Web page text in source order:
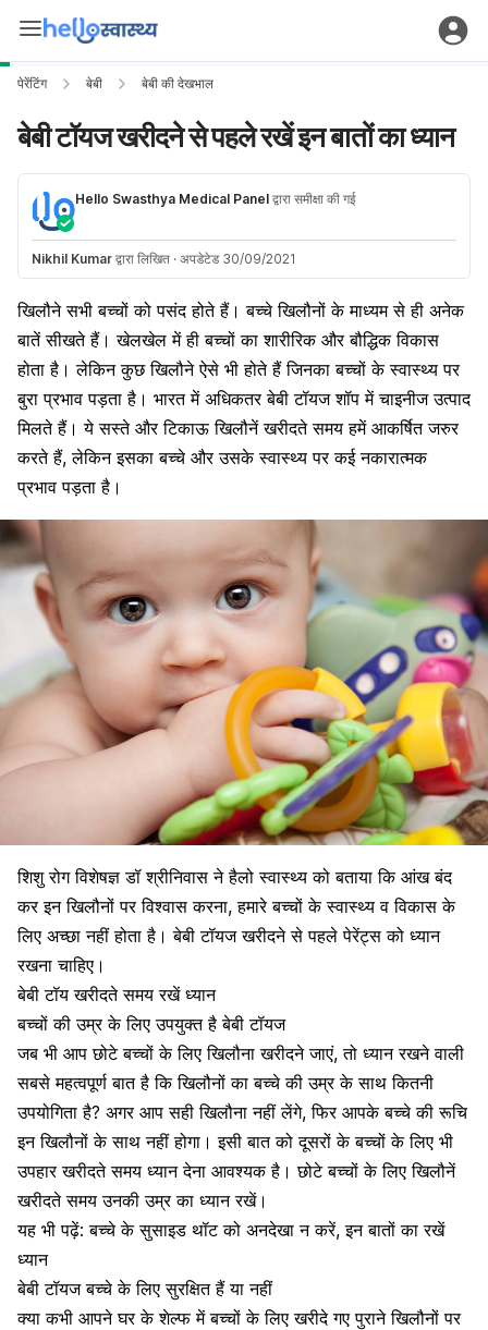
पेरेंटिंग बेबी बेबी की देखभाल
बेबी टॉयज खरीदने से पहले रखें इन बातों का ध्यान
Hello Swasthya Medical Panel द्वारा समीक्षा की गई
Nikhil Kumar द्वारा लिखित · अपडेटेड 30/09/2021
खिलौने सभी बच्चों को पसंद होते हैं। बच्चे खिलौनों के माध्यम से ही अनेक
बातें सीखते हैं। खेलखेल में ही बच्चों का शारीरिक और बौद्धिक विकास
होता है। लेकिन कुछ खिलौने ऐसे भी होते हैं जिनका बच्चों के स्वास्थ्य पर
बुरा प्रभाव पड़ता है। भारत में अधिकतरबेबी टॉयजशॉप में चाइनीज उत्पाद
मिलते हैं। ये सस्ते और टिकाऊ खिलौनें खरीदते समय हमें आकर्षित जरुर
करते हैं, लेकिन इसका बच्चे और उसके स्वास्थ्य पर कई नकारात्मक
प्रभाव पड़ता है।
शिशु रोग विशेषज्ञ डॉ श्रीनिवास ने हैलो स्वास्थ्य को बताया कि आंख बंद
कर इन खिलौनों पर विश्वास करना, हमारे बच्चों के स्वास्थ्य व विकास के
लिए अच्छा नहीं होता है। बेबी टॉयज खरीदने से पहले पेरेंट्स को ध्यान
रखना चाहिए।
बेबी टॉय खरीदते समय रखें ध्यान
बच्चों की उम्र के लिए उपयुक्त है बेबी टॉयज
जब भी आप छोटे बच्चों के लिए खिलौना खरीदने जाएं, तो ध्यान रखने वाली
सबसे महत्वपूर्ण बात है कि खिलौनों का बच्चे की उम्र के साथ कितनी
उपयोगिता है? अगर आप सही खिलौना नहीं लेंगे, फिर आपकेबच्चे की रूचि
इन खिलौनों के साथ नहीं होगा। इसी बात को दूसरों के बच्चों के लिए भी
उपहार खरीदते समय ध्यान देना आवश्यक है। छोटे बच्चों के लिए खिलौनें
खरीदते समय उनकी उम्र का ध्यान रखें।
यह भी पढ़ें:बच्चे के सुसाइड थॉट को अनदेखा न करें, इन बातों का रखें
ध्यान
बेबी टॉयज बच्चे के लिए सुरक्षित हैं या नहीं
क्या कभी आपने घर के शेल्फ में बच्चों के लिए खरीदे गए पुराने खिलौनों पर